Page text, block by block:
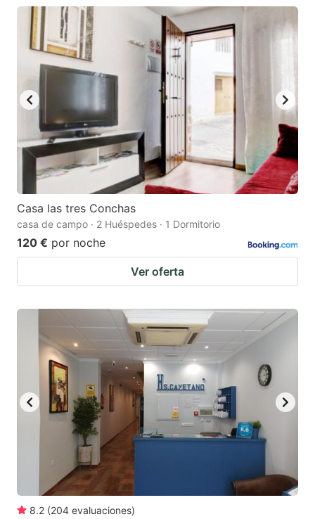
Casa las tres Conchas
casa de campo · 2 Huéspedes · 1 Dormitorio
120 € por noche
Ver oferta
8.2 (204 evaluaciones)